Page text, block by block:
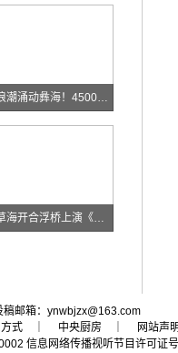
粉色浪潮涌动彝海！4500余名跑者乐跑楚雄喜迎火把节
昆明草海开合浮桥上演《目瑙纵歌》刀舞
邮箱：ynwbjzx@163.com
式 中央厨房
网站声
信息网络传播视听节目许可证